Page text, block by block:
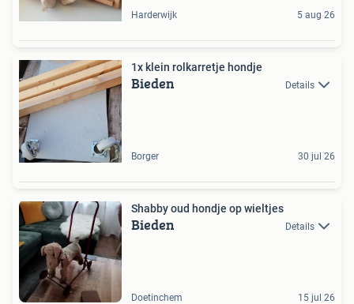
Harderwijk 5 aug 26
1x klein rolkarretje hondje
Bieden Details
Borger 30 jul 26
Shabby oud hondje op wieltjes
Bieden Details
Doetinchem 15 jul 26